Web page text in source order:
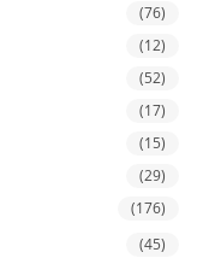
(76)
(12)
(52)
(17)
(15)
(29)
(176)
(45)